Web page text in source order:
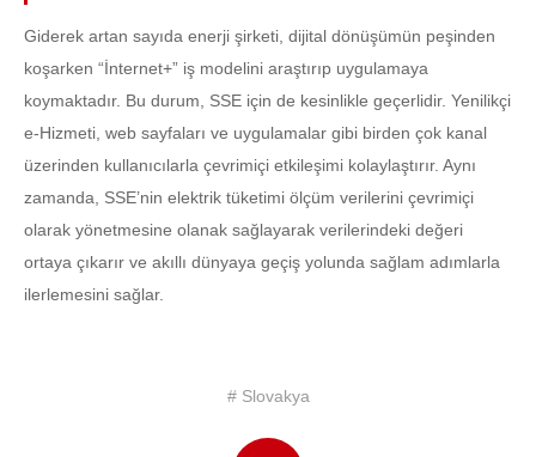
Giderek artan sayıda enerji şirketi, dijital dönüşümün peşinden
koşarken “İnternet+” iş modelini araştırıp uygulamaya
koymaktadır. Bu durum, SSE için de kesinlikle geçerlidir. Yenilikçi
e-Hizmeti, web sayfaları ve uygulamalar gibi birden çok kanal
üzerinden kullanıcılarla çevrimiçi etkileşimi kolaylaştırır. Aynı
zamanda, SSE’nin elektrik tüketimi ölçüm verilerini çevrimiçi
olarak yönetmesine olanak sağlayarak verilerindeki değeri
ortaya çıkarır ve akıllı dünyaya geçiş yolunda sağlam adımlarla
ilerlemesini sağlar.
# Slovakya